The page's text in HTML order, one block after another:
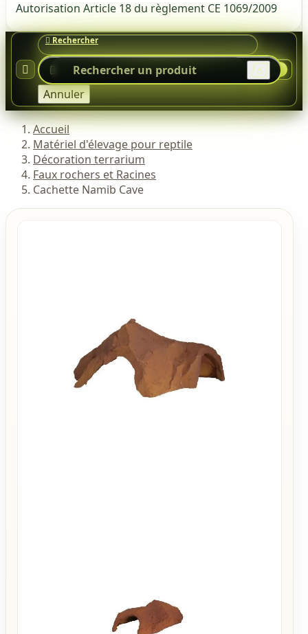
Autorisation Article 18 du règlement CE 1069/2009



Annuler

Accueil
Matériel d'élevage pour reptile
Décoration terrarium
Faux rochers et Racines
Cachette Namib Cave